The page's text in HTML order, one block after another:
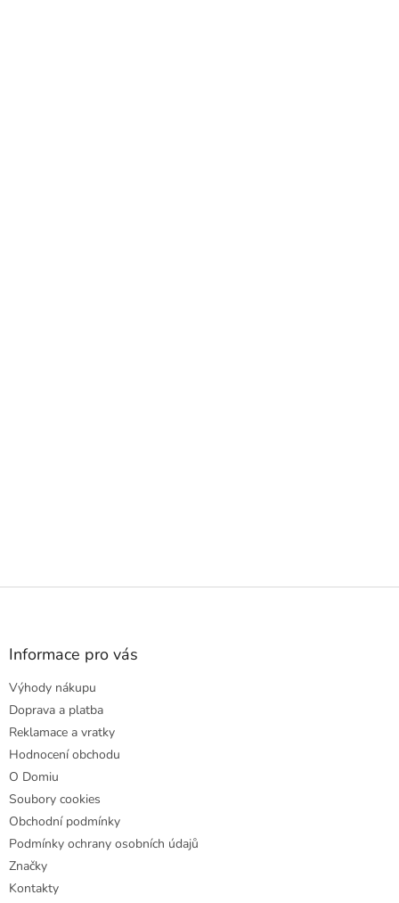
Z
Informace pro vás
Výhody nákupu
Doprava a platba
Reklamace a vratky
Hodnocení obchodu
O Domiu
Soubory cookies
Obchodní podmínky
Podmínky ochrany osobních údajů
Značky
Kontakty